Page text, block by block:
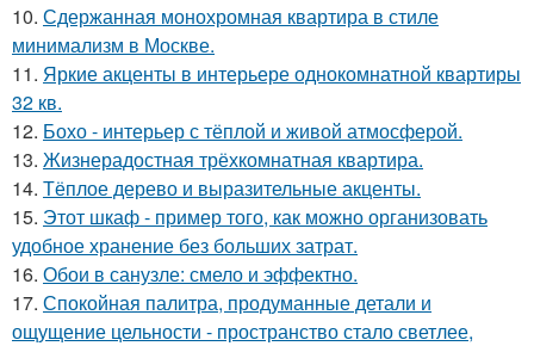
10. Сдержанная монохромная квартира в стиле
минимализм в Москве.
11. Яркие акценты в интерьере однокомнатной квартиры
32 кв.
12. Бохо - интерьер с тёплой и живой атмосферой.
13. Жизнерадостная трёхкомнатная квартира.
14. Тёплое дерево и выразительные акценты.
15. Этот шкаф - пример того, как можно организовать
удобное хранение без больших затрат.
16. Обои в санузле: смело и эффектно.
17. Спокойная палитра, продуманные детали и
ощущение цельности - пространство стало светлее,